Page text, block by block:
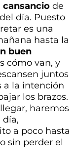
cansancio de
día. Puesto
es una
hasta la
buen
cómo van, y
juntos
a la intención
los brazos.
haremos
día,
a poco hasta
sin perder el